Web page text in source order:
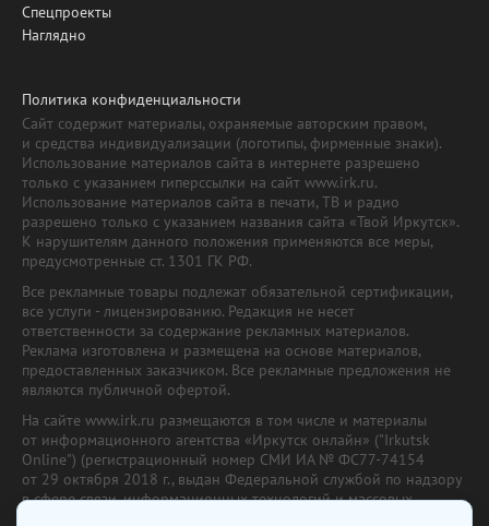
Спецпроекты
Наглядно
Политика конфиденциальности
Сайт содержит материалы, охраняемые авторским правом,
и средства индивидуализации (логотипы, фирменные знаки).
Использование материалов сайта в интернете разрешено
только с указанием гиперссылки на сайт www.irk.ru.
Использование материалов сайта в печати, ТВ и радио
разрешено только с указанием названия сайта «Твой Иркутск».
К нарушителям данного положения применяются все меры,
предусмотренные ст. 1301 ГК РФ.
Все рекламные товары подлежат обязательной сертификации,
все услуги - лицензированию. Редакция не несет
ответственности за содержание рекламных материалов.
Реклама изготовлена и размещена на основе материалов,
предоставленных заказчиком. Все рекламные предложения не
являются публичной офертой.
На сайте www.irk.ru размещаются в том числе и материалы
от информационного агентства «Иркутск онлайн» ("Irkutsk
Online") (регистрационный номер СМИ ИА № ФС77-74154
от 29 октября 2018 г., выдан Федеральной службой по надзору
в сфере связи, информационных технологий и массовых